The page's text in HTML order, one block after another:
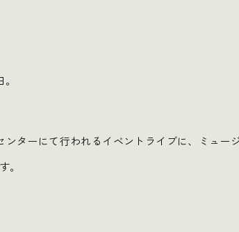
ンターにて行われるイベントライブに、ミュー
。